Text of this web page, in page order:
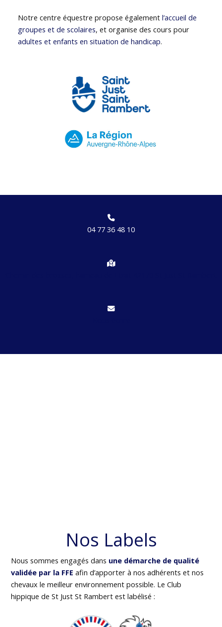
Notre centre équestre propose égalementl’accueil de
groupes et de scolaires, et organise des cours pour
adultes et enfants en situation de handicap.
04 77 36 48 10
Nos Labels
Nous sommes engagés dans une démarche de qualité
validée par la FFE afin d’apporter à nos adhérents et nos
chevaux le meilleur environnement possible. Le Club
hippique de St Just St Rambert est labélisé :